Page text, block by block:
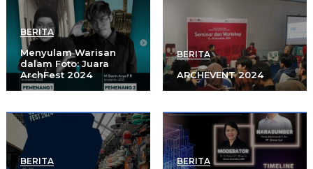
BERITA
Menyulam Warisan
dalam Foto: Juara
ArchFest 2024
BERITA
ARCHEVENT 2024
BERITA BERITA